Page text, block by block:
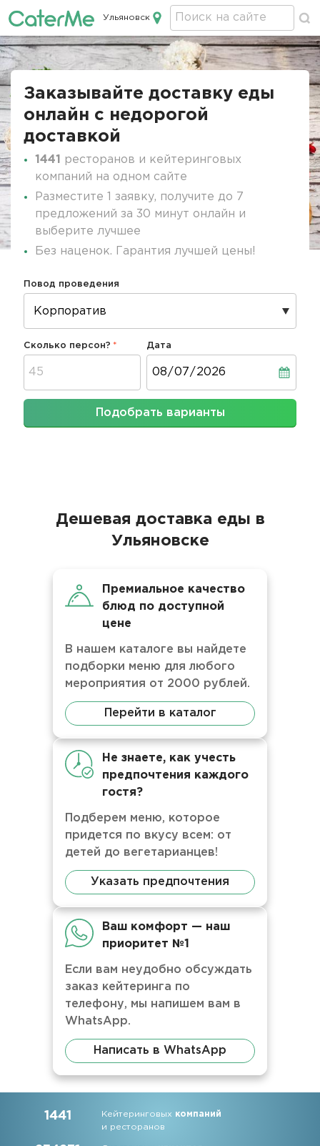
Кейтеринг в Ульяновске
Ульяновск
Строка
Заказывайте доставку еды
онлайн c недорогой
доставкой
1441
ресторанов и кейтеринговых
компаний на одном сайте
Разместите 1 заявку, получите до 7
предложений за 30 минут онлайн и
выберите лучшее
Без наценок. Гарантия лучшей цены!
Повод проведения
Сколько персон? Дата
Подобрать варианты
Дешевая доставка еды в
Ульяновске
Премиальное качество
блюд по доступной
цене
В нашем каталоге вы найдете
подборки меню для любого
мероприятия от 2000 рублей.
Перейти в каталог
Не знаете, как учесть
предпочтения каждого
гостя?
Подберем меню, которое
придется по вкусу всем: от
детей до вегетарианцев!
Указать предпочтения
Ваш комфорт — наш
приоритет №1
Если вам неудобно обсуждать
заказ кейтеринга по
телефону, мы напишем вам в
WhatsApp.
Написать в WhatsApp
1441 Кейтеринговых компаний
и ресторанов